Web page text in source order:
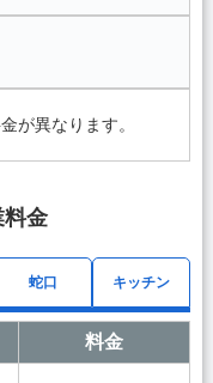
が異なります。
料金
料金
蛇口 キッチン